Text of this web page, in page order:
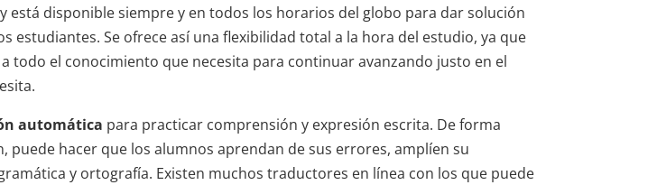
está disponible siempre y en todos los horarios del globo para dar solución
estudiantes. Se ofrece así una flexibilidad total a la hora del estudio, ya que
todo el conocimiento que necesita para continuar avanzando justo en el
automática para practicar comprensión y expresión escrita. De forma
puede hacer que los alumnos aprendan de sus errores, amplíen su
y ortografía. Existen muchos traductores en línea con los que puede